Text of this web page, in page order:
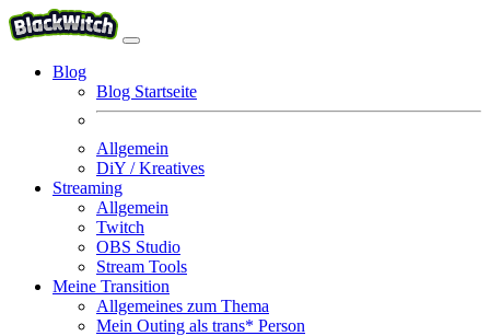
Blog
Blog Startseite
Allgemein
DiY / Kreatives
Streaming
Allgemein
Twitch
OBS Studio
Stream Tools
Meine Transition
Allgemeines zum Thema
Mein Outing als trans* Person